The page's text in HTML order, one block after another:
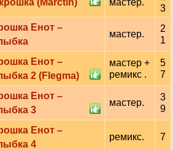
(Marctin) мастер.
3
Енот –
мастер.
2
1
Енот –
2 (Flegma)
мастер +
ремикс .
5
7
Енот –
3
мастер.
3
9
Енот –
4
ремикс. 7